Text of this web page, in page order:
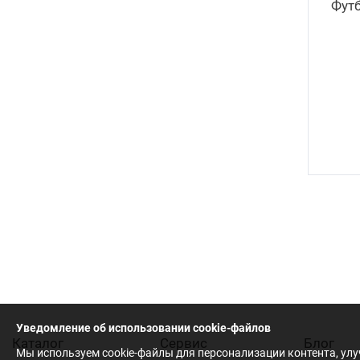
Каталог Cервис Блог
Уведомление об использовании cookie-файлов
Мы используем cookie-файлы для персонализации контента,